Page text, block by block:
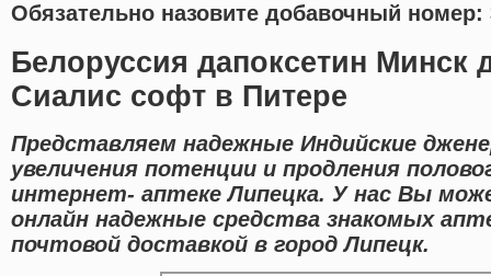
Обязательно назовите добавочный номер:
Белоруссия дапоксетин Минск
Сиалис софт в Питере
Представляем надежные Индийские
увеличения потенции и продления
интернет- аптеке Липецка. У нас Вы
онлайн надежные средства знакомых
почтовой доставкой в город Липецк.